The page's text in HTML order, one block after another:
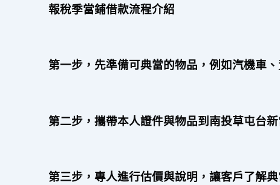
報稅季當鋪借款流程介紹
第一步，先準備可典當的物品，例如汽機車
第二步，攜帶本人證件與物品到南投草屯台
第三步，專人進行估價與說明，讓客戶了解